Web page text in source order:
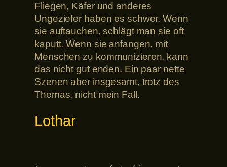
Fliegen, Käfer und anderes
Ungeziefer haben es schwer. Wenn
sie auftauchen, schlägt man sie oft
kaputt. Wenn sie anfangen, mit
Menschen zu kommunizieren, kann
das nicht gut enden. Ein paar nette
Szenen aber insgesamt, trotz des
Themas, nicht mein Fall.
Lothar